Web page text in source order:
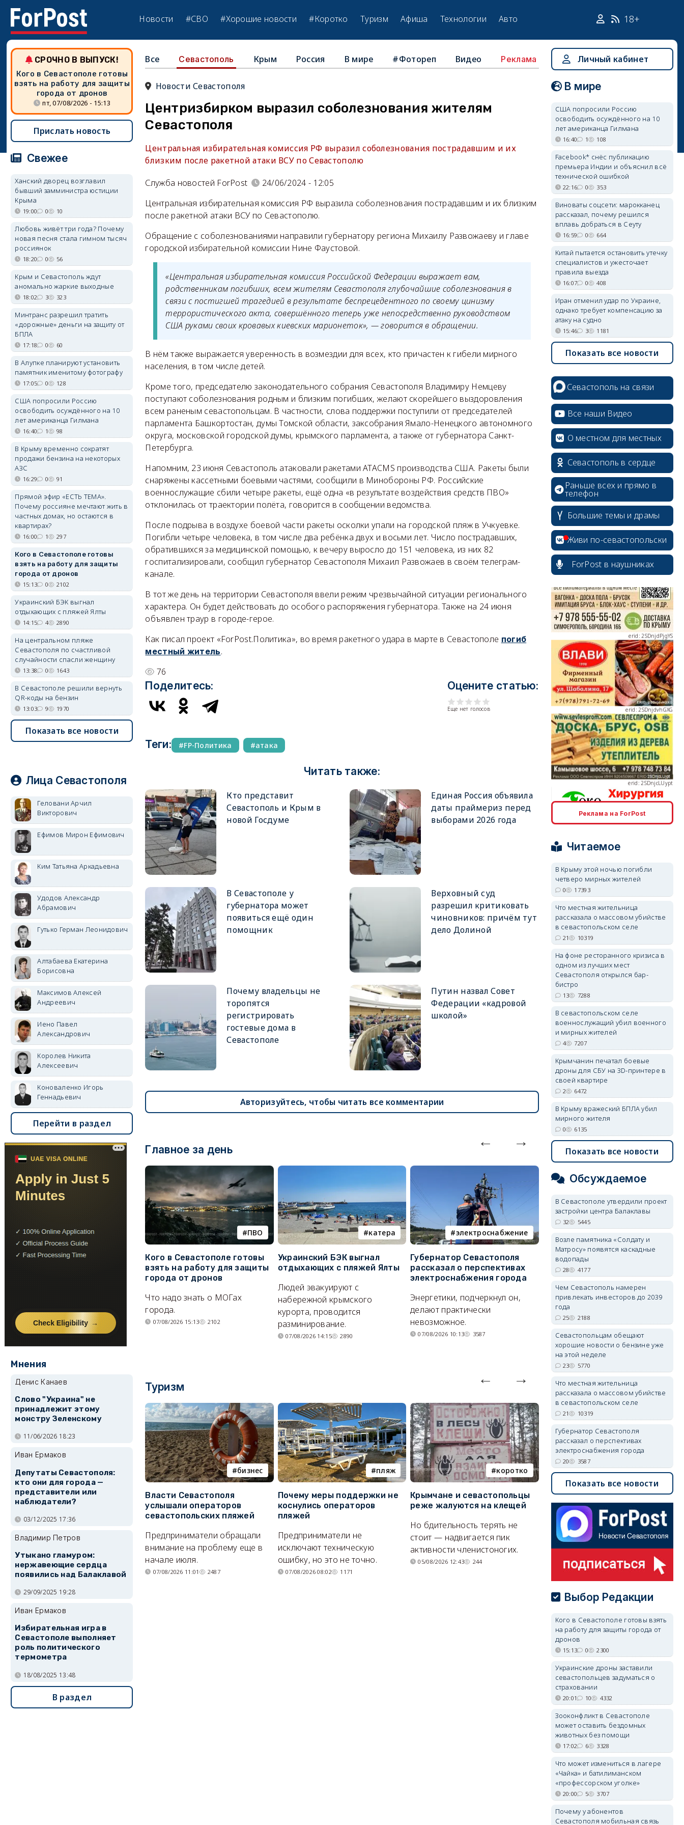
Новости #СВО #Хорошие новости #Коротко Туризм Афиша Технологии Авто 18+
Все Севастополь Крым Россия В мире #Фотореп Видео Реклама
Новости Севастополя
Центризбирком выразил соболезнования жителям
Севастополя
Центральная избирательная комиссия РФ выразил соболезнования пострадавшим и их
близким после ракетной атаки ВСУ по Севастополю
Служба новостей ForPost
24/06/2024 - 12:05
Центральная избирательная комиссия РФ выразила соболезнования пострадавшим и их близким
после ракетной атаки ВСУ по Севастополю.
Обращение с соболезнованиями направили губернатору региона Михаилу Развожаеву и главе
городской избирательной комиссии Нине Фаустовой.
«Центральная избирательная комиссия Российской Федерации выражает вам,
родственникам погибших, всем жителям Севастополя глубочайшие соболезнования в
связи с постигшей трагедией в результате беспрецедентного по своему цинизму
террористического акта, совершённого теперь уже непосредственно руководством
США руками своих кровавых киевских марионеток», — говорится в обращении.
В нём также выражается уверенность в возмездии для всех, кто причастен к гибели мирного
населения, в том числе детей.
Кроме того, председателю законодательного собрания Севастополя Владимиру Немцеву
поступают соболезнования родным и близким погибших, желают скорейшего выздоровления
всем раненым севастопольцам. В частности, слова поддержки поступили от председателей
парламента Башкортостан, думы Томской области, заксобрания Ямало-Ненецкого автономного
округа, московской городской думы, крымского парламента, а также от губернатора Санкт-
Петербурга.
Напомним, 23 июня Севастополь атаковали ракетами ATACMS производства США. Ракеты были
снаряжены кассетными боевыми частями, сообщили в Минобороны РФ. Российские
военнослужащие сбили четыре ракеты, ещё одна «в результате воздействия средств ПВО»
отклонилась от траектории полёта, говорится в сообщении ведомства.
После подрыва в воздухе боевой части ракеты осколки упали на городской пляж в Учкуевке.
Погибли четыре человека, в том числе два ребёнка двух и восьми лет. Число пострадавших,
обратившихся за медицинской помощью, к вечеру выросло до 151 человека, из них 82
госпитализировали, сообщил губернатор Севастополя Михаил Развожаев в своём телеграм-
канале.
В тот же день на территории Севастополя ввели режим чрезвычайной ситуации регионального
характера. Он будет действовать до особого распоряжения губернатора. Также на 24 июня
объявлен траур в городе-герое.
Как писал проект «ForPost.Политика», во время ракетного удара в марте в Севастополе погиб
местный житель.
76
Поделитесь: Оцените статью:
Еще нет голосов
Теги: FP-Политика атака
Читать также:
Кто представит
Севастополь и Крым в
новой Госдуме
Единая Россия объявила
даты праймериз перед
выборами 2026 года
В Севастополе у
губернатора может
появиться ещё один
помощник
Верховный суд
разрешил критиковать
чиновников: причём тут
дело Долиной
Почему владельцы не
торопятся
регистрировать
гостевые дома в
Севастополе
Путин назвал Совет
Федерации «кадровой
школой»
Авторизуйтесь, чтобы читать все комментарии
Главное за день
ПВО
Кого в Севастополе готовы
взять на работу для защиты
города от дронов
Что надо знать о МОГах
города.
07/08/2026 15:13 2102
катера
Украинский БЭК выгнал
отдыхающих с пляжей Ялты
Людей эвакуируют с
набережной крымского
курорта, проводится
разминирование.
07/08/2026 14:15 2890
электроснабжение
Губернатор Севастополя
рассказал о перспективах
электроснабжения города
Энергетики, подчеркнул он,
делают практически
невозможное.
07/08/2026 10:13 3587
Почему меры поддержки не
коснулись операторов
пляжей
Предприниматели не
исключают техническую
ошибку, но это не точно.
07/08/2026 08:02 1171
Туризм
бизнес
Власти Севастополя
услышали операторов
севастопольских пляжей
Предприниматели обращали
внимание на проблему еще в
начале июля.
07/08/2026 11:01 2487
пляж
Почему меры поддержки не
коснулись операторов
пляжей
Предприниматели не
исключают техническую
ошибку, но это не точно.
07/08/2026 08:02 1171
коротко
Крымчане и севастопольцы
реже жалуются на клещей
Но бдительность терять не
стоит — надвигается пик
активности членистоногих.
05/08/2026 12:43 244
Балаклава
В Севастополе утвердили
проект застройки центра
Балаклавы
Там появится туристический
квартал с отелями и
парковками.
05/08/2026 08:01 5445
СРОЧНО В ВЫПУСК!
Кого в Севастополе готовы
взять на работу для защиты
города от дронов
пт, 07/08/2026 - 15:13
Прислать новость
Свежее
Ханский дворец возглавил
бывший замминистра юстиции
Крыма
19:00 0 10
Любовь живёт три года? Почему
новая песня стала гимном тысяч
россиянок
18:20 0 56
Крым и Севастополь ждут
аномально жаркие выходные
18:02 3 323
Минтранс разрешил тратить
«дорожные» деньги на защиту от
БПЛА
17:18 0 60
В Алупке планируют установить
памятник именитому фотографу
17:05 0 128
США попросили Россию
освободить осуждённого на 10
лет американца Гилмана
16:40 1 98
В Крыму временно сократят
продажи бензина на некоторых
АЗС
16:29 0 91
Прямой эфир «ЕСТЬ ТЕМА».
Почему россияне мечтают жить в
частных домах, но остаются в
квартирах?
16:00 1 297
Кого в Севастополе готовы
взять на работу для защиты
города от дронов
15:13 0 2102
Украинский БЭК выгнал
отдыхающих с пляжей Ялты
14:15 4 2890
На центральном пляже
Севастополя по счастливой
случайности спасли женщину
13:38 0 1643
В Севастополе решили вернуть
QR-коды на бензин
13:03 9 1970
Показать все новости
Лица Севастополя
Геловани Арчил
Викторович
Ефимов Мирон Ефимович
Ким Татьяна Аркадьевна
Удодов Александр
Абрамович
Гутько Герман Леонидович
Алтабаева Екатерина
Борисовна
Максимов Алексей
Андреевич
Иено Павел
Александрович
Королев Никита
Алексеевич
Коноваленко Игорь
Геннадьевич
Перейти в раздел
Мнения
Денис Канаев
Слово "Украина" не
принадлежит этому
монстру Зеленскому
11/06/2026 18:23
Иван Ермаков
Депутаты Севастополя:
кто они для города —
представители или
наблюдатели?
03/12/2025 17:36
Владимир Петров
Утыкано гламуром:
нержавеющие сердца
появились над Балаклавой
29/09/2025 19:28
Иван Ермаков
Избирательная игра в
Севастополе выполняет
роль политического
термометра
18/08/2025 13:48
В раздел
Личный кабинет
В мире
США попросили Россию
освободить осуждённого на 10
лет американца Гилмана
16:40 1 108
Facebook* снёс публикацию
премьера Индии и объяснил всё
технической ошибкой
22:16 0 353
Виноваты соцсети: марокканец
рассказал, почему решился
вплавь добраться в Сеуту
16:59 0 664
Китай пытается остановить утечку
специалистов и ужесточает
правила выезда
16:07 0 408
Иран отменил удар по Украине,
однако требует компенсацию за
атаку на судно
15:46 3 1181
Показать все новости
Севастополь на связи
Все наши Видео
О местном для местных
Севастополь в сердце
Раньше всех и прямо в
телефон
Большие темы и драмы
Живи по-севастопольски
ForPost в наушниках
erid: 2SDnjcrDNw6
erid: 2SDnjdPjgYS
erid: 2SDnjdvhGXG
erid: 2SDnjcLUypt
erid: 2SDnjcrDNw6
erid: 2SDnjdPjgYS
erid: 2SDnjdvhGXG
Реклама на ForPost
Читаемое
В Крыму этой ночью погибли
четверо мирных жителей
0 17393
Что местная жительница
рассказала о массовом убийстве
в севастопольском селе
21 10319
На фоне ресторанного кризиса в
одном из лучших мест
Севастополя открылся бар-
бистро
13 7288
В севастопольском селе
военнослужащий убил военного
и мирных жителей
4 7207
Крымчанин печатал боевые
дроны для СБУ на 3D-принтере в
своей квартире
2 6472
В Крыму вражеский БПЛА убил
мирного жителя
0 6135
Показать все новости
Обсуждаемое
В Севастополе утвердили проект
застройки центра Балаклавы
32 5445
Возле памятника «Солдату и
Матросу» появятся каскадные
водопады
28 4177
Чем Севастополь намерен
привлекать инвесторов до 2039
года
25 2188
Севастопольцам обещают
хорошие новости о бензине уже
на этой неделе
23 5770
Что местная жительница
рассказала о массовом убийстве
в севастопольском селе
21 10319
Губернатор Севастополя
рассказал о перспективах
электроснабжения города
20 3587
Показать все новости
Выбор Редакции
Кого в Севастополе готовы взять
на работу для защиты города от
дронов
15:13 0 2300
Украинские дроны заставили
севастопольцев задуматься о
страховании
20:01 10 4332
Зооконфликт в Севастополе
может оставить бездомных
животных без помощи
17:02 6 3328
Что может измениться в лагере
«Чайка» и батилиманском
«профессорском уголке»
20:00 5 3707
Почему у абонентов
Севастополя мобильная связь